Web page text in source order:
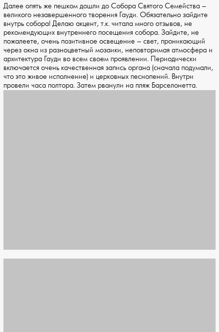
Далее опять же пешком дошли до Собора Святого Семейства –
великого незавершенного творения Гауди. Обязательно зайдите
внутрь собора! Делаю акцент, т.к. читала много отзывов, не
рекомендующих внутреннего посещения собора. Зайдите, не
пожалеете, очень позитивное освещение – свет, проникающий
через окна из разноцветный мозаики, неповторимая атмосфера и
архитектура Гауди во всем своем проявлении. Периодически
включается очень качественная запись органа (сначала подумали,
что это живое исполнение) и церковных песнопений. Внутри
провели часа полтора. Затем рванули на пляж Барселонетта.